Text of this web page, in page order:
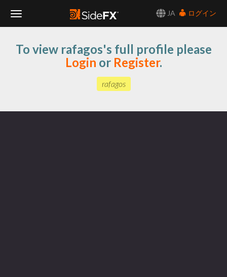
JA
ログイン
Navigation
To view rafagos's full profile please
Login or Register.
rafagos